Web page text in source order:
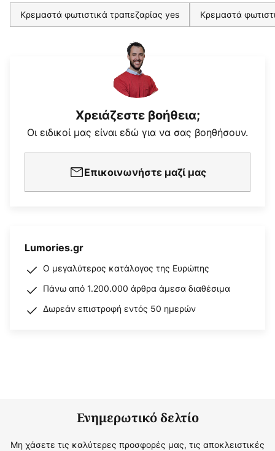
Κρεμαστά φωτιστικά τραπεζαρίας yes Κρεμαστά
Χρειάζεστε βοήθεια;
Οι ειδικοί μας είναι εδώ για να σας βοηθήσουν.
Επικοινωνήστε μαζί μας
Lumories.gr
Ο μεγαλύτερος κατάλογος της Ευρώπης
Πάνω από 1.200.000 άρθρα άμεσα διαθέσιμα
Δωρεάν επιστροφή εντός 50 ημερών
Ενημερωτικό δελτίο
Μη χάσετε τις καλύτερες προσφορές μας, τις αποκλειστικές